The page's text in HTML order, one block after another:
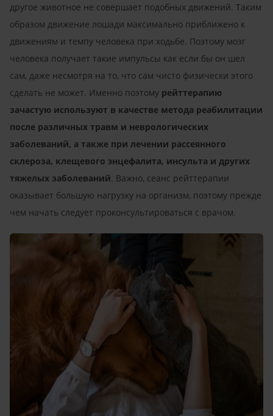
другое животное не совершает подобных движений. Таким
образом движение лошади максимально приближено к
движениям и темпу человека при ходьбе. Поэтому мозг
человека получает такие импульсы как если бы он шел
сам, даже несмотря на то, что сам чисто физически этого
сделать не может. Именно поэтому рейттерапию
зачастую используют в качестве метода реабилитации
после различных травм и неврологических
заболеваний, а также при лечении рассеянного
склероза, клещевого энцефалита, инсульта и других
тяжелых заболеваний. Важно, сеанс рейттерапии
оказывает большую нагрузку на организм, поэтому прежде
чем начать следует проконсультироваться с врачом.